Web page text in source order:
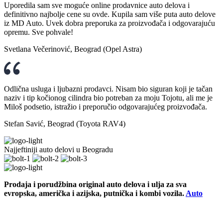
Uporedila sam sve moguće online prodavnice auto delova i
definitivno najbolje cene su ovde. Kupila sam više puta auto delove
iz MD Auto. Uvek dobra preporuka za proizvođača i odgovarajuću
opremu. Sve pohvale!
Svetlana Večerinović, Beograd (Opel Astra)
Odlična usluga i ljubazni prodavci. Nisam bio siguran koji je tačan
naziv i tip kočionog cilindra bio potreban za moju Tojotu, ali me je
Miloš podsetio, istražio i preporučio odgovarajućeg proizvođača.
Stefan Savić, Beograd (Toyota RAV4)
Najjeftiniji auto delovi u Beogradu
Prodaja i porudžbina original auto delova i ulja za sva
evropska, američka i azijska, putnička i kombi vozila. Auto